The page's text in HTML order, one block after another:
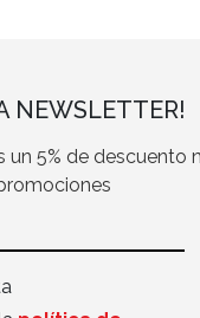
NEWSLETTER!
un 5% de descuento